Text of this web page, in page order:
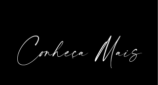
Conheça Mais